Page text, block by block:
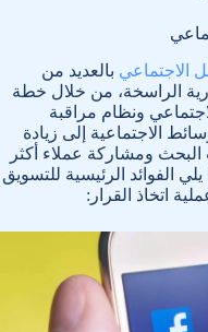
الاجتماعي بالعديد من
الراسخة، من خلال خطة
ونظام مراقبة
الاجتماعية إلى زيادة
ومشاركة عملاء أكثر
الفوائد الرئيسية للتسويق
اتخاذ القرار: